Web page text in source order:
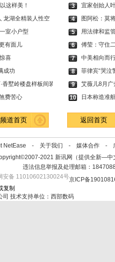
这样美！
龙湖全精装人性空
室小户型
有面儿
喜
成功
墅岭楼盘样板间装
费苦心
3
宜家创始人
4
图阿松：莫
5
用法律和监
6
傅莹：守住
7
中美相向而
8
菲律宾“哭泣
9
艾薇儿8月
10
日本称造准
道首页 返回首页
NetEase - 关于我们 - 媒体合作 -
2021 新讯网（提供全新—中
违法信息举报及处理邮箱：
安备 11010602130024号京ICP备
复制
司 技术支持单位：西部数码